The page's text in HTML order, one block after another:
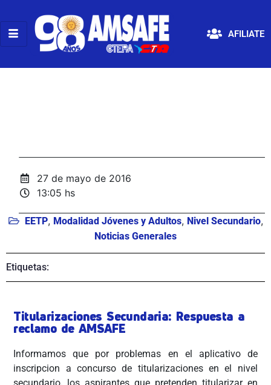
AFILIATE
27 de mayo de 2016
13:05 hs
EETP, Modalidad Jóvenes y Adultos, Nivel Secundario,
Noticias Generales
Etiquetas:
Titularizaciones Secundaria: Respuesta a
reclamo de AMSAFE
Informamos que por problemas en el aplicativo de
inscripcion a concurso de titularizaciones en el nivel